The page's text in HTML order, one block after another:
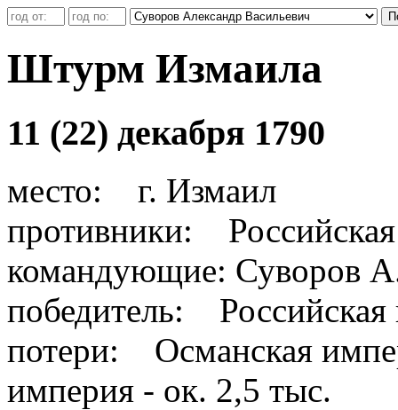
Штурм Измаила
11 (22) декабря 1790
место: г. Измаил
противники:
командующие: Суворов
победитель: Российская
потери: Османская
империя - ок. 2,5 тыс.